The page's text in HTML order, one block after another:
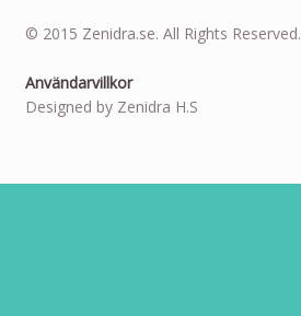
© 2015 Zenidra.se. All Rights Reserved.
Användarvillkor
Designed by Zenidra H.S